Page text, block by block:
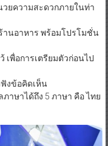
วยความสะดวกภายในท่า
านอาหาร พร้อมโปรโมชั่น
เพื่อการเตรียมตัวก่อนไป
ฟังข้อคิดเห็น
าษาได้ถึง 5 ภาษา คือ ไทย